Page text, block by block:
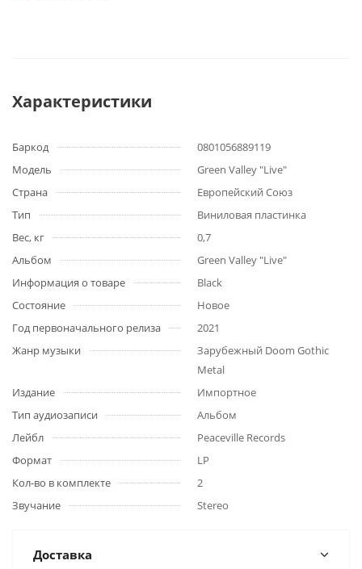
Характеристики
Баркод
0801056889119
Модель
Green Valley "Live"
Страна
Европейский Союз
Тип
Виниловая пластинка
Вес, кг
0,7
Альбом
Green Valley "Live"
Информация о товаре
Black
Состояние
Новое
Год первоначального релиза
2021
Жанр музыки
Зарубежный Doom Gothic
Metal
Издание
Импортное
Тип аудиозаписи
Альбом
Лейбл
Peaceville Records
Формат
LP
Кол-во в комплекте
2
Звучание
Stereo
Доставка